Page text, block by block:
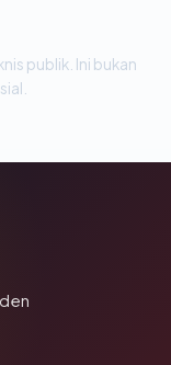
publik. Ini bukan